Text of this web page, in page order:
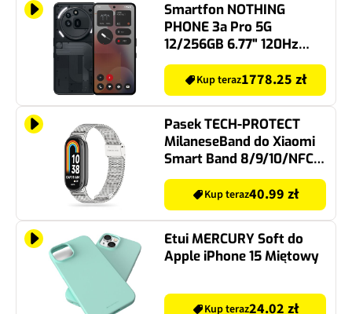
Smartfon NOTHING
PHONE 3a Pro 5G
12/256GB 6.77" 120Hz
Czarny
Kup teraz1778.25 zł
Pasek TECH-PROTECT
MilaneseBand do Xiaomi
Smart Band 8/9/10/NFC
Srebrny
Kup teraz40.99 zł
Etui MERCURY Soft do
Apple iPhone 15 Miętowy
Kup teraz24.02 zł